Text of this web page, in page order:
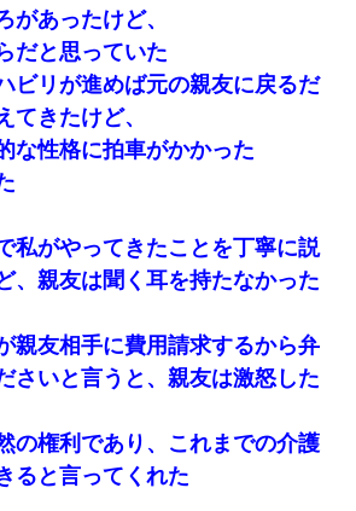
があったけど、
だと思っていた
ビリが進めば元の親友に戻るだ
てきたけど、
な性格に拍車がかかった
私がやってきたことを丁寧に説
、親友は聞く耳を持たなかった
親友相手に費用請求するから弁
さいと言うと、親友は激怒した
の権利であり、これまでの介護
ると言ってくれた